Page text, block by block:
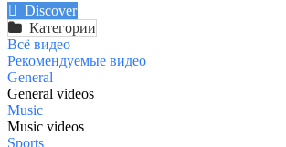
Discover
Категории
Всё видео
Рекомендуемые видео
General
General videos
Music
Music videos
Sports